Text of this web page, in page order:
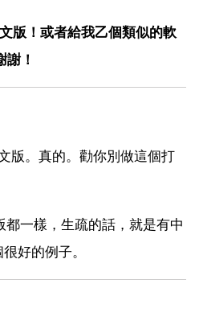
版！或者給我乙個類似的軟
！
版。真的。勸你別做這個打
一樣，生疏的話，就是有中
好的例子。